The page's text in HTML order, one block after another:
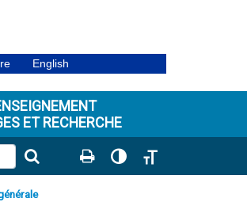
English
ET RECHERCHE
Passer en contraste
Changer la taille